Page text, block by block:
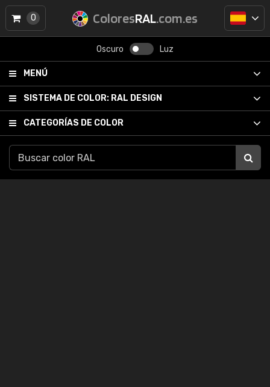
ColoresRAL.com.es
Oscuro Luz
MENÚ
SISTEMA DE COLOR: RAL DESIGN
CATEGORÍAS DE COLOR
0